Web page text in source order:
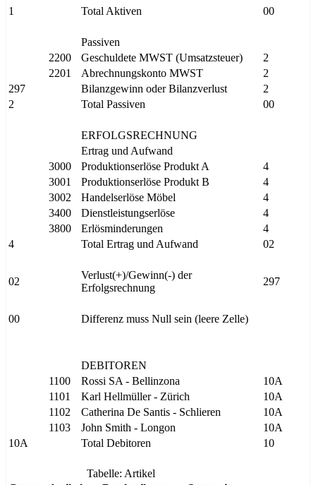
1
Total Aktiven 00
Passiven
2200
Geschuldete MWST (Umsatzsteuer)
2
2201
Abrechnungskonto MWST
2
297
Bilanzgewinn oder Bilanzverlust
2
2
Total Passiven 00
ERFOLGSRECHNUNG
Ertrag und Aufwand
3000
Produktionserlöse Produkt A
4
3001
Produktionserlöse Produkt B
4
3002
Handelserlöse Möbel
4
3400
Dienstleistungserlöse
4
3800
Erlösminderungen
4
4
Total Ertrag und Aufwand 02
02
Verlust(+)/Gewinn(-) der
Erfolgsrechnung
297
00 Differenz muss Null sein (leere Zelle)
DEBITOREN
1100
Rossi SA - Bellinzona
10A
1101
Karl Hellmüller - Zürich
10A
1102
Catherina De Santis - Schlieren
10A
1103
John Smith - Longon
10A
10A
Total Debitoren 10
Tabelle: Artikel